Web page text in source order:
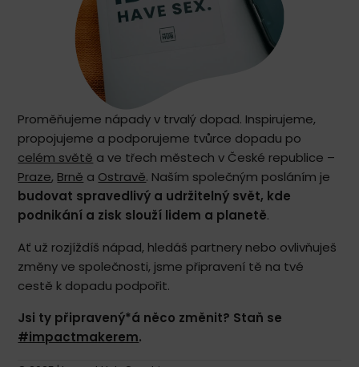
Proměňujeme nápady v trvalý dopad. Inspirujeme,
propojujeme a podporujeme tvůrce dopadu po
celém světě a ve třech městech v České republice –
Praze, Brně a Ostravě. Naším společným posláním je
budovat spravedlivý a udržitelný svět, kde
podnikání a zisk slouží lidem a planetě.
Ať už rozjíždíš nápad, hledáš partnery nebo ovlivňuješ
změny ve společnosti, jsme připravení tě na tvé
cestě k dopadu podpořit.
Jsi ty připravený*á něco změnit? Staň se
#impactmakerem.